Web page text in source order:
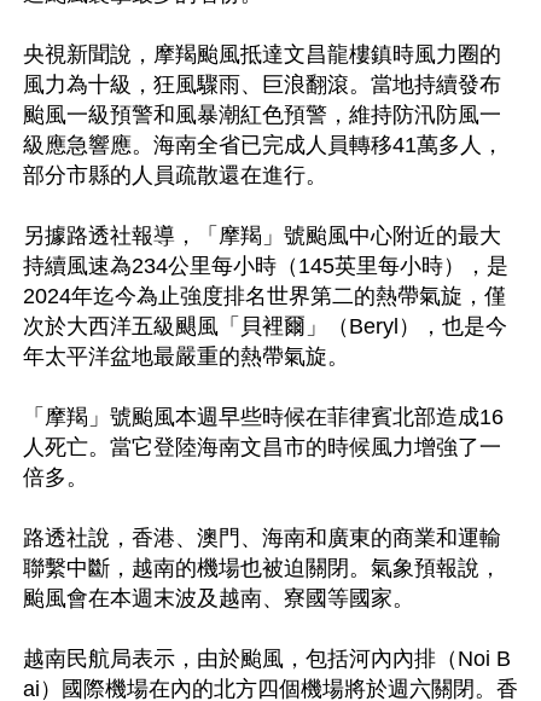
央視新聞說，摩羯颱風抵達文昌龍樓鎮時風力圈的
風力為十級，狂風驟雨、巨浪翻滾。當地持續發布
颱風一級預警和風暴潮紅色預警，維持防汛防風一
級應急響應。海南全省已完成人員轉移41萬多人，
部分市縣的人員疏散還在進行。
另據路透社報導，「摩羯」號颱風中心附近的最大
持續風速為234公里每小時（145英里每小時），是
2024年迄今為止強度排名世界第二的熱帶氣旋，僅
次於大西洋五級颶風「貝裡爾」（Beryl），也是今
年太平洋盆地最嚴重的熱帶氣旋。
「摩羯」號颱風本週早些時候在菲律賓北部造成16
人死亡。當它登陸海南文昌市的時候風力增強了一
倍多。
路透社說，香港、澳門、海南和廣東的商業和運輸
聯繫中斷，越南的機場也被迫關閉。氣象預報說，
颱風會在本週末波及越南、寮國等國家。
越南民航局表示，由於颱風，包括河內內排（Noi B
ai）國際機場在內的北方四個機場將於週六關閉。香